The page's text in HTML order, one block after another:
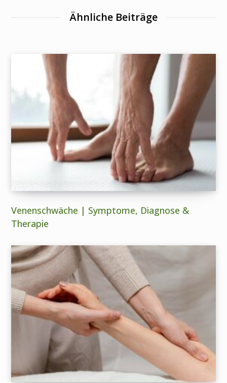
Ähnliche Beiträge
Venenschwäche | Symptome, Diagnose &
Therapie